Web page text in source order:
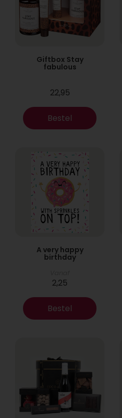
Giftbox Stay
fabulous
22,95
Bestel
A very happy
birthday
2,25
Bestel